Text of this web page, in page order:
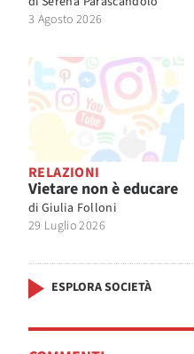
3 Agosto 2026
RELAZIONI
Vietare non è educare
di Giulia Folloni
29 Luglio 2026
ESPLORA SOCIETÀ